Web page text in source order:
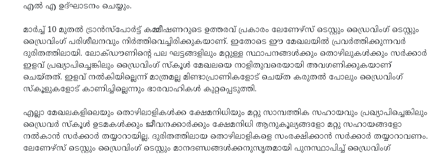
എല്‍ എ ഉദ്ഘാടനം ചെയ്യും.
മാര്‍ച്ച് 10 മുതല്‍ ട്രാന്‍സ്‌പോര്‍ട്ട് കമ്മീഷണറുടെ ഉത്തരവ് പ്രകാരം ലേണേഴ്‌സ് ടെസ്റ്റും ഡ്രൈവിംഗ് ടെസ്റ്റും
ഡ്രൈവിംഗ് പരിശീലനവും നിര്‍ത്തിവെച്ചിരിക്കുകയാണ്. ഇതോടെ ഈ മേഖലയില്‍ പ്രവര്‍ത്തിക്കുന്നവര്‍
ദുരിതത്തിലായി. ലോക്ഡൗണിന്റെ പല ഘട്ടങ്ങളിലും മറ്റുള്ള സ്ഥാപനങ്ങള്‍ക്കും തൊഴിലുകള്‍ക്കും സര്‍ക്കാര്‍
ഇളവ് പ്രഖ്യാപിച്ചെങ്കിലും ഡ്രൈവിംഗ് സ്‌കൂള്‍ മേഖലയെ നാളിതുവരെയായി അവഗണിക്കുകയാണ്
ചെയ്തത്. ഇളവ് നല്‍കിയില്ലെന്ന് മാത്രമല്ല മിണ്ടാപ്രാണികളോട് ചെയ്ത കരുതല്‍ പോലും ഡ്രൈവിംഗ്
സ്‌കൂളുകളോട് കാണിച്ചില്ലെന്നും ഭാരവാഹികള്‍ കുറ്റപ്പെടുത്തി.
എല്ലാ മേഖലകളിലെയും തൊഴിലാളികള്‍ക്ക ക്ഷേമനിധിയും മറ്റു സാമ്പത്തിക സഹായവും പ്രഖ്യാപിച്ചെങ്കിലും
ഡ്രൈവര്‍ സ്‌കൂള്‍ ഉടമകള്‍ക്കും ജീവനക്കാര്‍ക്കും ക്ഷേമനിധി ആനുകൂല്യങ്ങളോ മറ്റു സഹായങ്ങളോ
നല്‍കാന്‍ സര്‍ക്കാര്‍ തയ്യാറായില്ല. ദുരിതത്തിലായ തൊഴിലാളികളെ സംരക്ഷിക്കാന്‍ സര്‍ക്കാര്‍ തയ്യാറാവണം.
ലേണേഴ്‌സ് ടെസ്റ്റും ഡ്രൈവിംഗ് ടെസ്റ്റും മാനദണ്ഡങ്ങള്‍ക്കനുസൃതമായി പുനസ്ഥാപിച്ച് ഡ്രൈവിംഗ്